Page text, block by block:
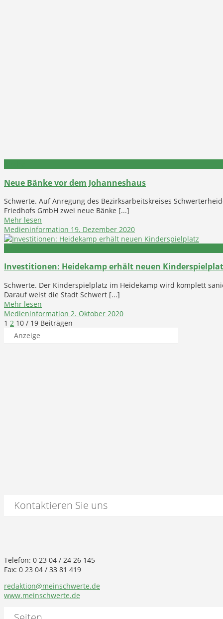
Neue Bänke vor dem Johanneshaus
Schwerte. Auf Anregung des Bezirksarbeitskreises
Friedhofs GmbH zwei neue Bänke [...]
Mehr lesen
Medieninformation 19. Dezember 2020
Investitionen: Heidekamp erhält neuen
Schwerte. Der Kinderspielplatz im Heidekamp wird komplett
Darauf weist die Stadt Schwert [...]
Mehr lesen
Medieninformation 2. Oktober 2020
1 2 10 / 19 Beiträgen
Anzeige
Kontaktieren Sie uns
Telefon: 0 23 04 / 24 26 145
Fax: 0 23 04 / 33 81 419
redaktion@meinschwerte.de
www.meinschwerte.de